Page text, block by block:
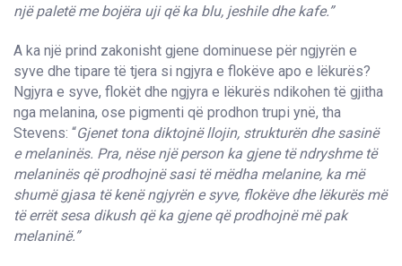
një paletë me bojëra uji që ka blu, jeshile dhe kafe.”
A ka një prind zakonisht gjene dominuese për ngjyrën e
syve dhe tipare të tjera si ngjyra e flokëve apo e lëkurës?
Ngjyra e syve, flokët dhe ngjyra e lëkurës ndikohen të gjitha
nga melanina, ose pigmenti që prodhon trupi ynë, tha
Stevens: “Gjenet tona diktojnë llojin, strukturën dhe sasinë
e melaninës. Pra, nëse një person ka gjene të ndryshme të
melaninës që prodhojnë sasi të mëdha melanine, ka më
shumë gjasa të kenë ngjyrën e syve, flokëve dhe lëkurës më
të errët sesa dikush që ka gjene që prodhojnë më pak
melaninë.”